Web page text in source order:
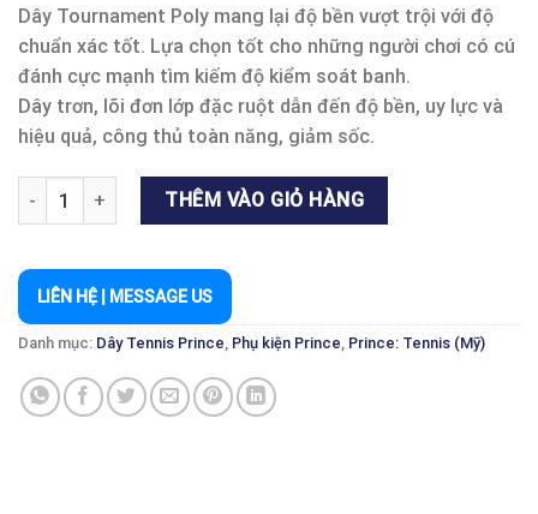
Dây Tournament Poly mang lại độ bền vượt trội với độ
chuẩn xác tốt. Lựa chọn tốt cho những người chơi có cú
đánh cực mạnh tìm kiếm độ kiểm soát banh.
Dây trơn, lõi đơn lớp đặc ruột dẫn đến độ bền, uy lực và
hiệu quả, công thủ toàn năng, giảm sốc.
TOURNAMENT POLY 16 & 17 CUỘN 200 M số lượng
THÊM VÀO GIỎ HÀNG
LIÊN HỆ | MESSAGE US
Danh mục: Dây Tennis Prince, Phụ kiện Prince, Prince: Tennis (Mỹ)